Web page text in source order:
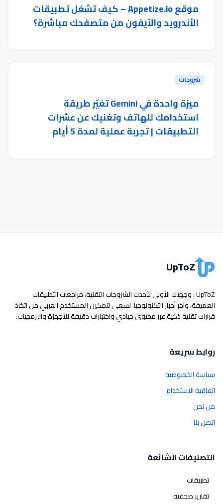
موقع Appetize.io – كيف تشغل تطبيقات
الأندرويد والآيفون من متصفحك مباشرة؟
شروحات
ميزة واحدة في Gemini تغيّر طريقة
استخدامك للهاتف وتغنيك عن عشرات
التطبيقات | تجربة عملية لمدة 5 أيام
UpToZ
UpToZ : وجهتك الأولى لأحدث الشروحات التقنية، مراجعات التطبيقات
العميقة، وآخر أخبار التكنولوجيا. نسعى لتمكين المستخدم العربي من اتخاذ
قرارات تقنية ذكية عبر محتوى حيادي واختبارات دقيقة للأجهزة والبرمجيات.
روابط سريعة
سياسة الخصوصية
اتفاقية الاستخدام
من نحن
اتصل بنا
التصنيفات الشائعة
تطبيقات
تقارير صحفيه